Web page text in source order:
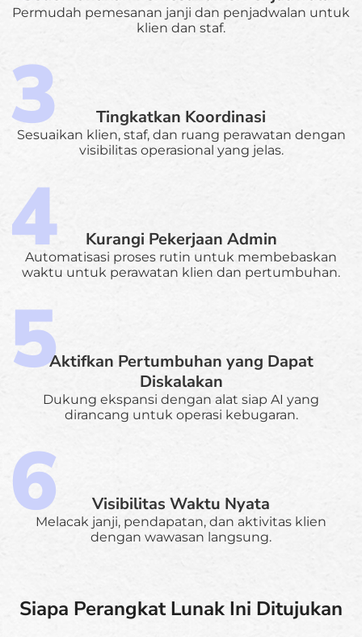
Permudah pemesanan janji dan penjadwalan untuk
klien dan staf.
Tingkatkan Koordinasi
Sesuaikan klien, staf, dan ruang perawatan dengan
visibilitas operasional yang jelas.
Kurangi Pekerjaan Admin
Automatisasi proses rutin untuk membebaskan
waktu untuk perawatan klien dan pertumbuhan.
Aktifkan Pertumbuhan yang Dapat
Diskalakan
Dukung ekspansi dengan alat siap AI yang
dirancang untuk operasi kebugaran.
Visibilitas Waktu Nyata
Melacak janji, pendapatan, dan aktivitas klien
dengan wawasan langsung.
Siapa Perangkat Lunak Ini Ditujukan